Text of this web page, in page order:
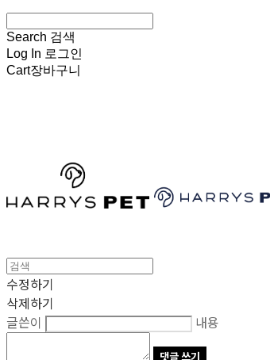
Search 검색
Log In 로그인
Cart장바구니
수정하기
삭제하기
글쓴이
내용
댓글 쓰기